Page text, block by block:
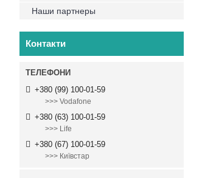
Наши партнеры
Контакти
+380 (99) 100-01-59
>>> Vodafone
+380 (63) 100-01-59
>>> Life
+380 (67) 100-01-59
>>> Київстар